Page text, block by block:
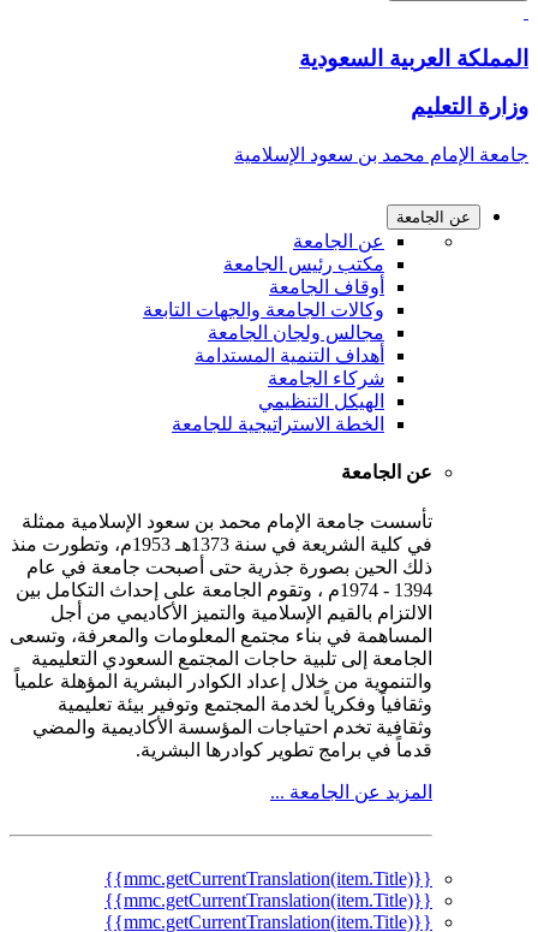
السعودية
محمد بن سعود الإسلامية
عن الجامعة
مكتب رئيس الجامعة
أوقاف الجامعة
وكالات الجامعة والجهات التابعة
مجالس ولجان الجامعة
أهداف التنمية المستدامة
شركاء الجامعة
الهيكل التنظيمي
الخطة الاستراتيجية للجامعة
عن الجامعة
تأسست جامعة الإمام محمد بن سعود الإسلامية ممثلة
في كلية الشريعة في سنة 1373هـ 1953م، وتطورت منذ
ذلك الحين بصورة جذرية حتى أصبحت جامعة في عام
1394 - 1974م ، وتقوم الجامعة على إحداث التكامل بين
الالتزام بالقيم الإسلامية والتميز الأكاديمي من أجل
المساهمة في بناء مجتمع المعلومات والمعرفة، وتسعى
الجامعة إلى تلبية حاجات المجتمع السعودي التعليمية
والتنموية من خلال إعداد الكوادر البشرية المؤهلة علمياً
وثقافياً وفكرياً لخدمة المجتمع وتوفير بيئة تعليمية
وثقافية تخدم احتياجات المؤسسة الأكاديمية والمضي
قدماً في برامج تطوير كوادرها البشرية.
المزيد عن الجامعة ...